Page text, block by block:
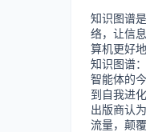
知识图谱
络，让信
算机更好
知识图谱
智能体的
到自我进化
出版商认
流量，颠